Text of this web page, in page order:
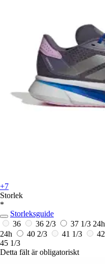
+7
Storlek
*
Storleksguide
36
36 2/3 37 1/3 24h
24h
40 2/3 41 1/3 42
45 1/3
Detta fält är obligatoriskt